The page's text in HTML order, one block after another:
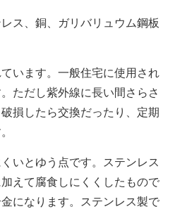
ス、銅、ガリバリュウム鋼板
います。一般住宅に使用され
ただし紫外線に長い間さらさ
損したら交換だったり、定期
いとゆう点です。ステンレス
えて腐食しにくくしたもので
になります。ステンレス製で